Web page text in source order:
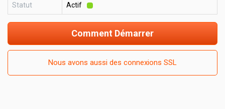
Statut Actif
Comment Démarrer
Nous avons aussi des connexions SSL